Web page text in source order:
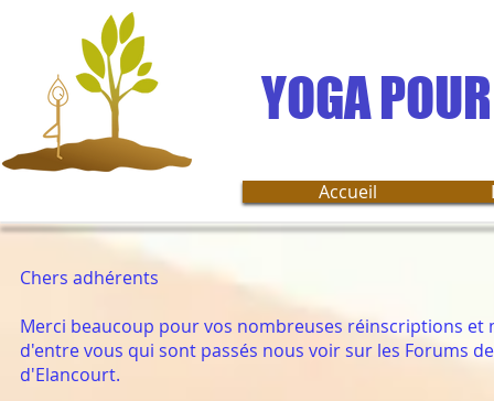
YOGA
Accueil
Chers adhérents
Merci beaucoup pour vos nombreuses réinscriptions et
d'entre vous qui sont passés nous voir sur les Forums
d'Elancourt.